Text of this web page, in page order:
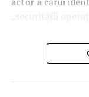
suspiciuni
De exemplu, în
pe picior, RMN-
„securității
Această rundă
în programul
lansat în luna